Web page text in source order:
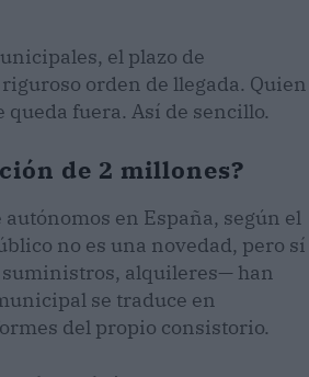
el plazo de
orden de llegada. Quien
fuera. Así de sencillo.
de 2 millones?
en España, según el
no es una novedad, pero sí
suministros, alquileres— han
se traduce en
del propio consistorio.